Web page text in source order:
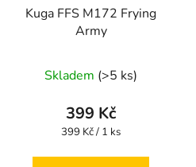
Kuga FFS M172 Frying
Army
Skladem (>5 ks)
399 Kč
Měrná
399 Kč / 1 ks